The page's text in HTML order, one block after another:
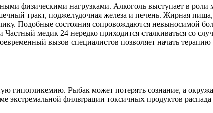
физическими нагрузками. Алкоголь выступает в роли
тракт, поджелудочная железа и печень. Жирная
Подобные состояния сопровождаются невыносимой
медик 24 нередко приходится сталкиваться со
вызов специалистов позволяет начать
гипогликемию. Рыбак может потерять сознание, а
фильтрации токсичных продуктов распада